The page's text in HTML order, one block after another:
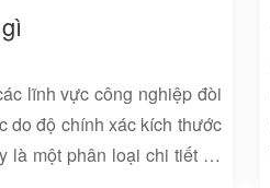
trọng đòi hỏi ...
lĩnh vực công nghiệp đòi
do độ chính xác kích thước
là một phân loại chi tiết về